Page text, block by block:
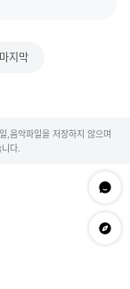
마지막
,음악파일을 저장하지 않으며
다.
문의하
app